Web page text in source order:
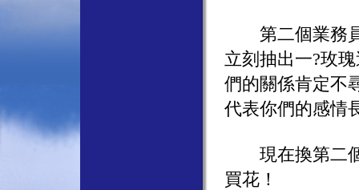
第二個業務員
立刻抽出一?玫
們的關係肯定不
代表你們的感情
現在換第二個
買花！